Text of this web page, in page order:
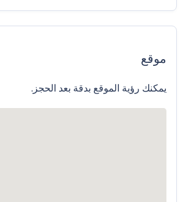
موقع
يمكنك رؤية الموقع بدقة بعد الحجز.